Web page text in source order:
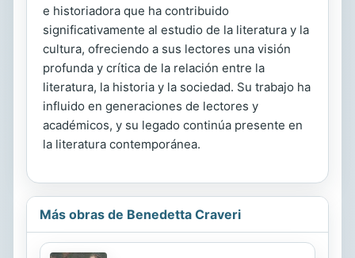
e historiadora que ha contribuido
significativamente al estudio de la literatura y la
cultura, ofreciendo a sus lectores una visión
profunda y crítica de la relación entre la
literatura, la historia y la sociedad. Su trabajo ha
influido en generaciones de lectores y
académicos, y su legado continúa presente en
la literatura contemporánea.
Más obras de Benedetta Craveri